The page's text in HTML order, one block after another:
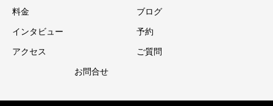
料金 ブログ
インタビュー 予約
アクセス ご質問
お問合せ